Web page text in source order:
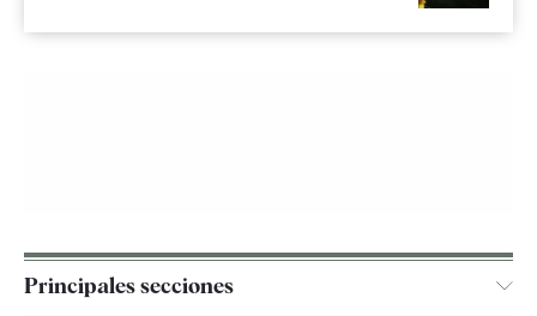
Principales secciones